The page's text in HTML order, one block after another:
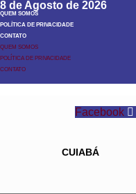
8 de Agosto de 2026
QUEM SOMOS
POLÍTICA DE PRIVACIDADE
CONTATO
QUEM SOMOS
POLÍTICA DE PRIVACIDADE
CONTATO
Facebook